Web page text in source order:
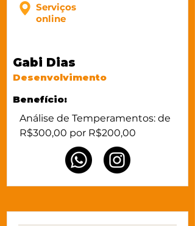
Serviços
online
Gabi Dias
Desenvolvimento
Benefício:
Análise de Temperamentos: de
R$300,00 por R$200,00